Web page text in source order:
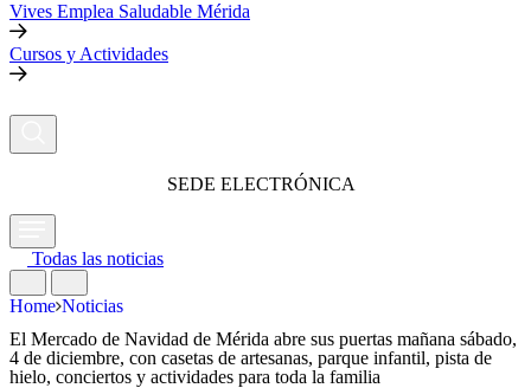
Vives Emplea Saludable Mérida
Cursos y Actividades
SEDE ELECTRÓNICA
Todas las noticias
Home Noticias
El Mercado de Navidad de Mérida abre sus puertas mañana sábado,
4 de diciembre, con casetas de artesanas, parque infantil, pista de
hielo, conciertos y actividades para toda la familia